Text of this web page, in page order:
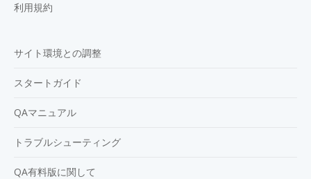
利用規約
サイト環境との調整
スタートガイド
QAマニュアル
トラブルシューティング
QA有料版に関して